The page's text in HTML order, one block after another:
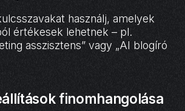
használj, amelyek
értékesek lehetnek – pl.
asszisztens” vagy „AI blogíró
finomhangolása